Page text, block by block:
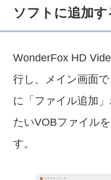
ソフトに追加す
WonderFox HD
行し、メイン画面
に「ファイル追加
たいVOBファイル
す。